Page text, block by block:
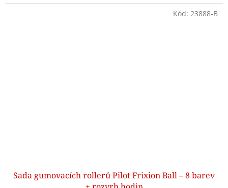
Sada gumovacích rollerů Pilot Frixion Ball – 8 barev
Kód: 23888-B